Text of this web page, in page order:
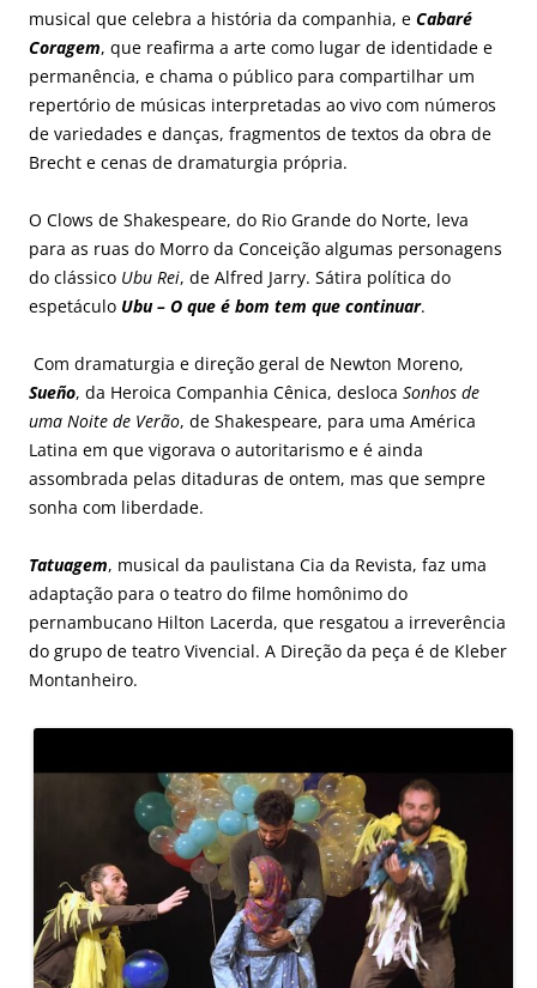
musical que celebra a história da companhia, e Cabaré
Coragem, que reafirma a arte como lugar de identidade e
permanência, e chama o público para compartilhar um
repertório de músicas interpretadas ao vivo com números
de variedades e danças, fragmentos de textos da obra de
Brecht e cenas de dramaturgia própria.
O Clows de Shakespeare, do Rio Grande do Norte, leva
para as ruas do Morro da Conceição algumas personagens
do clássico Ubu Rei, de Alfred Jarry. Sátira política do
espetáculo Ubu – O que é bom tem que continuar.
Com dramaturgia e direção geral de Newton Moreno,
Sueño, da Heroica Companhia Cênica, desloca Sonhos de
uma Noite de Verão, de Shakespeare, para uma América
Latina em que vigorava o autoritarismo e é ainda
assombrada pelas ditaduras de ontem, mas que sempre
sonha com liberdade.
Tatuagem, musical da paulistana Cia da Revista, faz uma
adaptação para o teatro do filme homônimo do
pernambucano Hilton Lacerda, que resgatou a irreverência
do grupo de teatro Vivencial. A Direção da peça é de Kleber
Montanheiro.